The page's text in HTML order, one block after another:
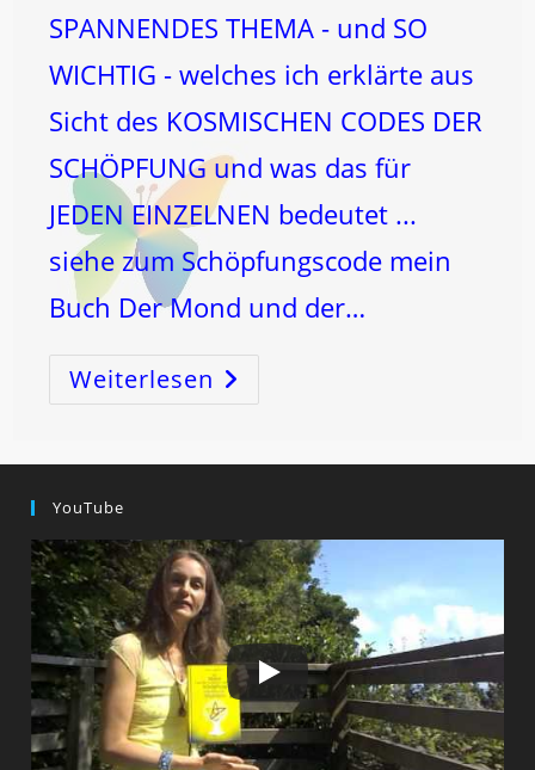
SPANNENDES THEMA - und SO
WICHTIG - welches ich erklärte aus
Sicht des KOSMISCHEN CODES DER
SCHÖPFUNG und was das für
JEDEN EINZELNEN bedeutet ...
siehe zum Schöpfungscode mein
Buch Der Mond und der…
Weiterlesen Von
Der
1
YouTube